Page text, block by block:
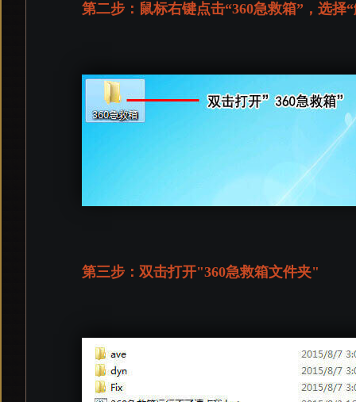
第二步：鼠标右键点击“360急救箱”，选择
第三步：双击打开"360急救箱文件夹"